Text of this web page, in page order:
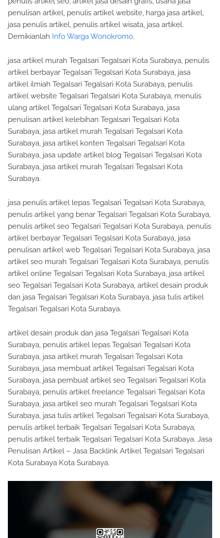
penulisan artikel, penulis artikel website, harga jasa artikel,
jasa penulis artikel, penulis artikel wisata, jasa artikel.
Demikianlah Info Warga Wonokromo.
jasa artikel murah Tegalsari Tegalsari Kota Surabaya, penulis
artikel berbayar Tegalsari Tegalsari Kota Surabaya, jasa
artikel ilmiah Tegalsari Tegalsari Kota Surabaya, penulis
artikel website Tegalsari Tegalsari Kota Surabaya, menulis
ulang artikel Tegalsari Tegalsari Kota Surabaya, jasa
penulisan artikel kelebihan Tegalsari Tegalsari Kota
Surabaya, jasa artikel murah Tegalsari Tegalsari Kota
Surabaya, jasa artikel konten Tegalsari Tegalsari Kota
Surabaya, jasa update artikel blog Tegalsari Tegalsari Kota
Surabaya, jasa artikel murah Tegalsari Tegalsari Kota
Surabaya.
jasa penulis artikel lepas Tegalsari Tegalsari Kota Surabaya,
penulis artikel yang benar Tegalsari Tegalsari Kota Surabaya,
penulis artikel seo Tegalsari Tegalsari Kota Surabaya, penulis
artikel berbayar Tegalsari Tegalsari Kota Surabaya, jasa
penulisan artikel web Tegalsari Tegalsari Kota Surabaya, jasa
artikel seo murah Tegalsari Tegalsari Kota Surabaya, penulis
artikel online Tegalsari Tegalsari Kota Surabaya, jasa artikel
seo Tegalsari Tegalsari Kota Surabaya, artikel desain produk
dan jasa Tegalsari Tegalsari Kota Surabaya, jasa tulis artikel
Tegalsari Tegalsari Kota Surabaya.
artikel desain produk dan jasa Tegalsari Tegalsari Kota
Surabaya, penulis artikel lepas Tegalsari Tegalsari Kota
Surabaya, jasa artikel murah Tegalsari Tegalsari Kota
Surabaya, jasa membuat artikel Tegalsari Tegalsari Kota
Surabaya, jasa pembuat artikel seo Tegalsari Tegalsari Kota
Surabaya, penulis artikel freelance Tegalsari Tegalsari Kota
Surabaya, jasa artikel seo murah Tegalsari Tegalsari Kota
Surabaya, jasa tulis artikel Tegalsari Tegalsari Kota Surabaya,
penulis artikel terbaik Tegalsari Tegalsari Kota Surabaya,
penulis artikel terbaik Tegalsari Tegalsari Kota Surabaya. Jasa
Penulisan Artikel – Jasa Backlink Artikel Tegalsari Tegalsari
Kota Surabaya Kota Surabaya.